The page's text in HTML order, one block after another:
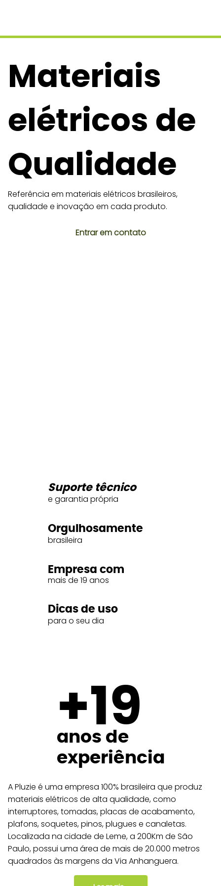
Materiais
elétricos de
Qualidade
Referência em materiais elétricos brasileiros,
qualidade e inovação em cada produto.
Entrar em contato
e garantia própria
Suporte têcnico
mais de 19 anos
Empresa com
brasileira
Orgulhosamente
para o seu dia
Dicas de uso
​+19
​+19
anos de
experiência
anos de
experiência
A Pluzie é uma empresa 100% brasileira que produz
materiais elétricos de alta qualidade, como
interruptores, tomadas, placas de acabamento,
plafons, soquetes, pinos, plugues e canaletas.
Localizada na cidade de Leme, a 200Km de São
Paulo, possui uma área de mais de 20.000 metros
quadrados às margens da Via Anhanguera.